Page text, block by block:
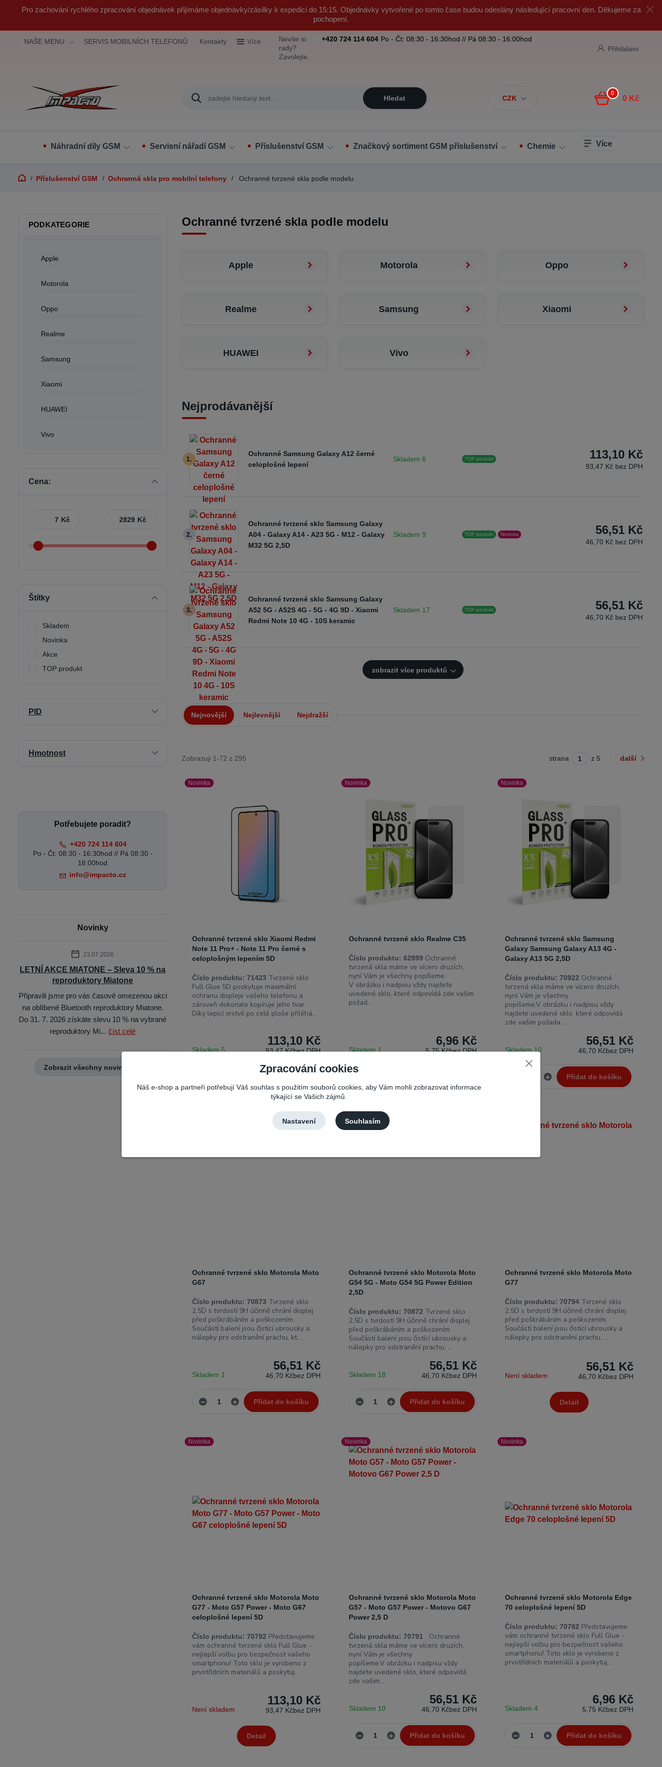
Pro zachování rychlého zpracování objednávek přijímáme objednávky/zásilky k expedici do 15:15. Objednávky vytvořené po tomto čase budou odeslány následující pracovní den. Děkujeme za
pochopení.
NAŠE MENU SERVIS MOBILNÍCH TELEFONŮ Kontakty Více
CZK
Přihlášení
Hledat
Nevíte si
rady?
Zavolejte.
+420 724 114 604 Po - Čt: 08:30 - 16:30hod // Pá 08:30 - 16:00hod
0
0 Kč
Náhradní díly GSM Servisní nářadí GSM Příslušenství GSM Značkový sortiment GSM příslušenství Chemie Více
Příslušenství GSM Ochranná skla pro mobilní telefony Ochranné tvrzené skla podle modelu
Ochranné tvrzené skla podle modelu
Apple Motorola Oppo
Realme Samsung Xiaomi
HUAWEI Vivo
Nejprodávanější
1.
Ochranné Samsung Galaxy A12 černé
celoplošné lepení
Skladem 6 TOP produkt 113,10 Kč
93,47 Kč bez DPH
2.
Ochranné tvrzené sklo Samsung Galaxy
A04 - Galaxy A14 - A23 5G - M12 - Galaxy
M32 5G 2,5D
Skladem 9 TOP produkt Novinka 56,51 Kč
46,70 Kč bez DPH
3.
Ochranné tvrzené sklo Samsung Galaxy
A52 5G - A52S 4G - 5G - 4G 9D - Xiaomi
Redmi Note 10 4G - 10S keramic
Skladem 17 TOP produkt 56,51 Kč
46,70 Kč bez DPH
zobrazit více produktů
Nejnovější Nejlevnější Nejdražší
Zobrazuji 1-72 z 295 strana z 5 další
Novinka
Ochranné tvrzené sklo Xiaomi Redmi
Note 11 Pro+ - Note 11 Pro černé s
celoplošným lepením 5D
Číslo produktu: 71423 Tvrzené sklo
Full Glue 5D poskytuje maximální
ochranu displeje vašeho telefonu a
zároveň dokonale kopíruje jeho tvar.
Díky lepicí vrstvě po celé ploše přiléhá...
113,10 Kč
93,47 Kčbez DPH
Skladem 5
Přidat do košíku
Novinka
Ochranné tvrzené sklo Realme C35
Číslo produktu: 62899 Ochranné
tvrzená skla máme ve vícero druzích,
nyní Vám je všechny popíšeme.
V obrázku i nadpisu vždy najdete
uvedené sklo, které odpovídá zde vašim
požad...
6,96 Kč
5,75 Kčbez DPH
Skladem 1
Novinka
Ochranné tvrzené sklo Samsung
Galaxy Samsung Galaxy A13 4G -
Galaxy A13 5G 2,5D
Číslo produktu: 70922 Ochranné
tvrzená skla máme ve vícero druzích,
nyní Vám je všechny
popíšeme.V obrázku i nadpisu vždy
najdete uvedené sklo, které odpovídá
zde vašim požada...
56,51 Kč
46,70 Kčbez DPH
Skladem 10
Přidat do košíku
Ochranné tvrzené sklo Motorola Moto
G67
Číslo produktu: 70873 Tvrzené sklo
2,5D s tvrdostí 9H účinně chrání displej
před poškrábáním a poškozením.
Součástí balení jsou čistící ubrousky a
nálepky pro odstranění prachu, kt...
56,51 Kč
46,70 Kčbez DPH
Skladem 1
Přidat do košíku
Ochranné tvrzené sklo Motorola Moto
G54 5G - Moto G54 5G Power Edition
2,5D
Číslo produktu: 70872 Tvrzené sklo
2,5D s tvrdostí 9H účinně chrání displej
před poškrábáním a poškozením.
Součástí balení jsou čistící ubrousky a
nálepky pro odstranění prachu, ...
56,51 Kč
46,70 Kčbez DPH
Skladem 18
Přidat do košíku
Ochranné tvrzené sklo Motorola Moto
G77
Číslo produktu: 70794 Tvrzené sklo
2,5D s tvrdostí 9H účinně chrání displej
před poškrábáním a poškozením.
Součástí balení jsou čistící ubrousky a
nálepky pro odstranění prachu, ...
56,51 Kč
46,70 Kčbez DPH
Není skladem
Detail
Novinka
Ochranné tvrzené sklo Motorola Moto
G77 - Moto G57 Power - Moto G67
celoplošné lepení 5D
Číslo produktu: 70792 Představujeme
vám ochranné tvrzené sklo Full Glue -
nejlepší volbu pro bezpečnost vašeho
smartphonu! Toto sklo je vyrobeno z
prvotřídních materiálů a poskytuj...
113,10 Kč
93,47 Kčbez DPH
Není skladem
Detail
Novinka
Ochranné tvrzené sklo Motorola Moto
G57 - Moto G57 Power - Motovo G67
Power 2,5 D
Číslo produktu: 70791Ochranné
tvrzená skla máme ve vícero druzích,
nyní Vám je všechny
popíšeme.V obrázku i nadpisu vždy
najdete uvedené sklo, které odpovídá
zde vašim...
56,51 Kč
46,70 Kčbez DPH
Skladem 10
Přidat do košíku
Novinka
Ochranné tvrzené sklo Motorola Edge
70 celoplošné lepení 5D
Číslo produktu: 70782 Představujeme
vám ochranné tvrzené sklo Full Glue -
nejlepší volbu pro bezpečnost vašeho
smartphonu! Toto sklo je vyrobeno z
prvotřídních materiálů a poskytuj...
6,96 Kč
5,75 Kčbez DPH
Skladem 4
Přidat do košíku
PODKATEGORIE
Apple
Motorola
Oppo
Realme
Samsung
Xiaomi
HUAWEI
Vivo
Cena:
Kč Kč
Štítky
Skladem
Novinka
Akce
TOP produkt
PID
Hmotnost
Potřebujete poradit?
+420 724 114 604
Po - Čt: 08:30 - 16:30hod // Pá 08:30 -
16:00hod
info@impacto.cz
Novinky
23.07.2026
LETNÍ AKCE MIATONE – Sleva 10 % na
reproduktory Miatone
Připravili jsme pro vás časově omezenou akci
na oblíbené Bluetooth reproduktory Miatone.
Do 31. 7. 2026 získáte slevu 10 % na vybrané
reproduktory Mi...číst celé
Zobrazit všechny novinky Zpracování cookies
Náš e-shop a partneři potřebují Váš souhlas s použitím souborů cookies, aby Vám mohli zobrazovat informace
týkající se Vašich zájmů.
Nastavení Souhlasím